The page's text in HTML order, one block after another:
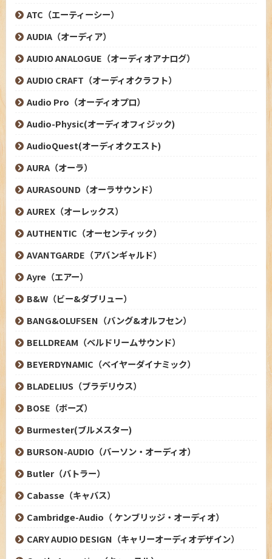
ATC（エーティーシー）
AUDIA（オーディア）
AUDIO ANALOGUE（オーディオアナログ）
AUDIO CRAFT（オーディオクラフト）
Audio Pro（オーディオプロ）
Audio-Physic(オーディオフィジック)
AudioQuest(オーディオクエスト)
AURA（オーラ）
AURASOUND（オーラサウンド）
AUREX（オーレックス）
AUTHENTIC（オーセンティック）
AVANTGARDE（アバンギャルド）
Ayre（エアー）
B&W（ビー&ダブリュー）
BANG&OLUFSEN（バング&オルフセン）
BELLDREAM（ベルドリームサウンド）
BEYERDYNAMIC（ベイヤーダイナミック）
BLADELIUS（ブラデリウス）
BOSE（ボーズ）
Burmester(ブルメスター)
BURSON-AUDIO（バーソン・オーディオ）
Butler（バトラー）
Cabasse（キャバス）
Cambridge-Audio（ ケンブリッジ・オーディオ）
CARY AUDIO DESIGN（キャリーオーディオデザイン）